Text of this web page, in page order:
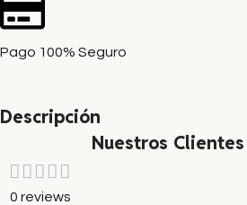
Pago 100% Seguro
Descripción
Nuestros
0 reviews